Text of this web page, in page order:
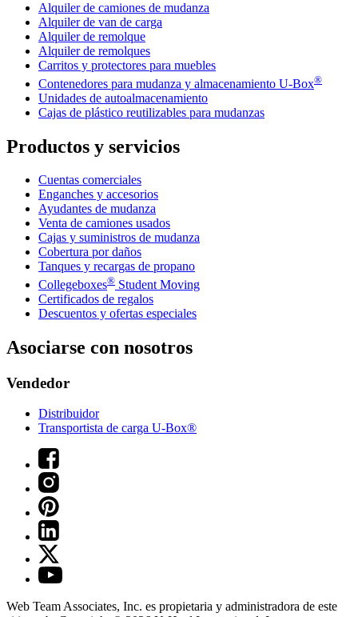
Alquiler de camiones de mudanza
Alquiler de van de carga
Alquiler de remolque
Alquiler de remolques
Carritos y protectores para muebles
Contenedores para mudanza y almacenamiento U-Box®
Unidades de autoalmacenamiento
Cajas de plástico reutilizables para mudanzas
Productos y servicios
Cuentas comerciales
Enganches y accesorios
Ayudantes de mudanza
Venta de camiones usados
Cajas y suministros de mudanza
Cobertura por daños
Tanques y recargas de propano
Collegeboxes® Student Moving
Certificados de regalos
Descuentos y ofertas especiales
Asociarse con nosotros
Vendedor
Distribuidor
Transportista de carga U-Box®
Web Team Associates, Inc. es propietaria y administradora de este